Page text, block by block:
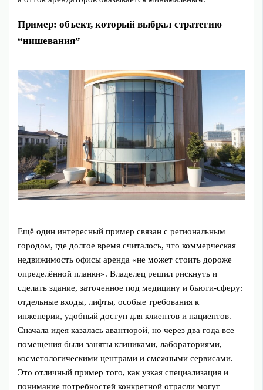
Пример: объект, который выбрал стратегию
“нишевания”
Ещё один интересный пример связан с региональным
городом, где долгое время считалось, что коммерческая
недвижимость офисы аренда «не может стоить дороже
определённой планки». Владелец решил рискнуть и
сделать здание, заточенное под медицину и бьюти-сферу:
отдельные входы, лифты, особые требования к
инженерии, удобный доступ для клиентов и пациентов.
Сначала идея казалась авантюрой, но через два года все
помещения были заняты клиниками, лабораториями,
косметологическими центрами и смежными сервисами.
Это отличный пример того, как узкая специализация и
понимание потребностей конкретной отрасли могут